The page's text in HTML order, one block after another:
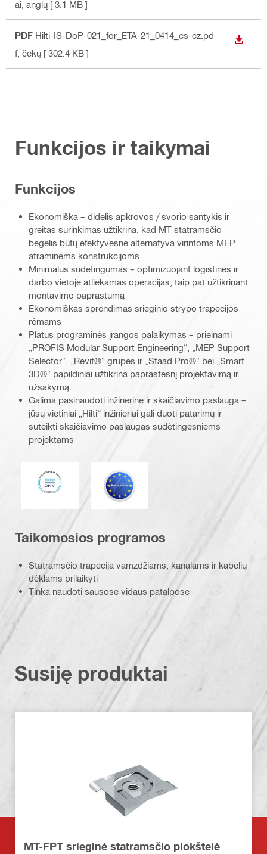
ai , anglų [ 3.1 MB ]
PDF Hilti-IS-DoP-021_for_ETA-21_0414_cs-cz.pd
f, čekų [ 302.4 KB ]
Funkcijos ir taikymai
Funkcijos
Ekonomiška – didelis apkrovos / svorio santykis ir
greitas surinkimas užtikrina, kad MT statramsčio
bėgelis būtų efektyvesnė alternatyva virintoms MEP
atraminėms konstrukcijoms
Minimalus sudėtingumas – optimizuojant logistines ir
darbo vietoje atliekamas operacijas, taip pat užtikrinant
montavimo paprastumą
Ekonomiškas sprendimas srieginio strypo trapecijos
rėmams
Platus programinės įrangos palaikymas – prieinami
„PROFIS Modular Support Engineering“, „MEP Support
Selector“, „Revit®“ grupės ir „Staad Pro®“ bei „Smart
3D®“ papildiniai užtikrina paprastesnį projektavimą ir
užsakymą.
Galima pasinaudoti inžinerine ir skaičiavimo paslauga –
jūsų vietiniai „Hilti“ inžinieriai gali duoti patarimų ir
suteikti skaičiavimo paslaugas sudėtingesniems
projektams
DNV Eurokodas
Taikomosios programos
Statramsčio trapecija vamzdžiams, kanalams ir kabelių
dėklams prilaikyti
Tinka naudoti sausose vidaus patalpose
Susiję produktai
MT-FPT srieginė statramsčio plokštelė